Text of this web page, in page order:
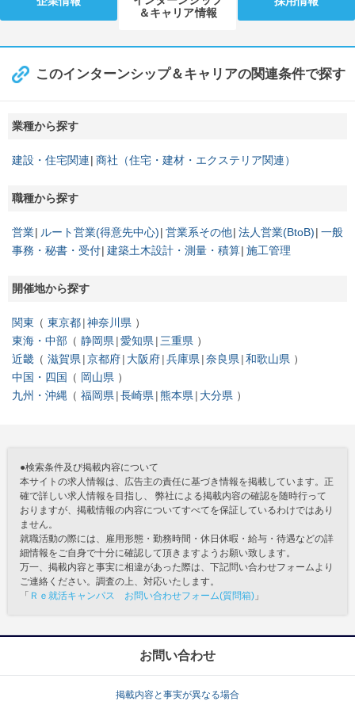
＆キャリア情報
このインターンシップ＆キャリアの関連条件で探す
業種から探す
建設・住宅関連 商社（住宅・建材・エクステリア関連）
職種から探す
営業 ルート営業(得意先中心) 営業系その他 法人営業(BtoB) 一般
事務・秘書・受付 建築土木設計・測量・積算 施工管理
開催地から探す
関東 東京都 神奈川県
東海・中部
静岡県 愛知県 三重県
近畿
滋賀県 京都府 大阪府 兵庫県 奈良県 和歌山県
中国・四国
岡山県
九州・沖縄
福岡県 長崎県 熊本県 大分県
●検索条件及び掲載内容について
本サイトの求人情報は、広告主の責任に基づき情報を掲載しています。正
確で詳しい求人情報を目指し、 弊社による掲載内容の確認を随時行って
おりますが、掲載情報の内容についてすべてを保証しているわけではあり
ません。
就職活動の際には、雇用形態・勤務時間・休日休暇・給与・待遇などの詳
細情報をご自身で十分に確認して頂きますようお願い致します。
万一、掲載内容と事実に相違があった際は、下記問い合わせフォームより
ご連絡ください。調査の上、対応いたします。
「 Ｒｅ就活キャンパス お問い合わせフォーム(質問箱) 」
お問い合わせ
掲載内容と事実が異なる場合